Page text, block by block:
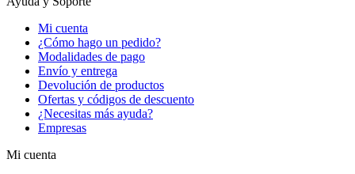
Mi cuenta
¿Cómo hago un pedido?
Modalidades de pago
Envío y entrega
Devolución de productos
Ofertas y códigos de descuento
¿Necesitas más ayuda?
Empresas
Mi cuenta